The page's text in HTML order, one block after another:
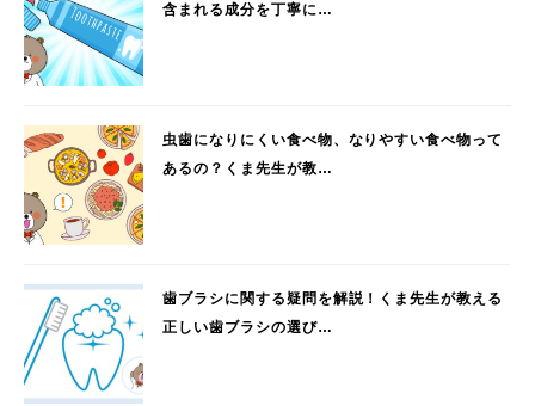
含まれる成分を丁寧に…
虫歯になりにくい食べ物、なりやすい食べ物って
あるの？くま先生が教…
歯ブラシに関する疑問を解説！くま先生が教える
正しい歯ブラシの選び…